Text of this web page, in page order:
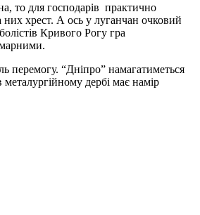
то для господарів практично
хрест. А ось у луганчан очковий
Кривого Рогу гра
перемогу. “Дніпро” намагатиметься
дербі має намір